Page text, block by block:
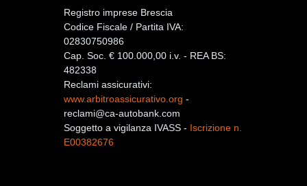
Registro imprese Brescia
Codice Fiscale / Partita IVA:
02830750986
Cap. Soc. € 100.000,00 i.v. - REA BS:
482338
Reclami assicurativi:
www.arbitroassicurativo.org -
reclami@ca-autobank.com
Soggetto a vigilanza IVASS - Iscrizione n.
E00382676